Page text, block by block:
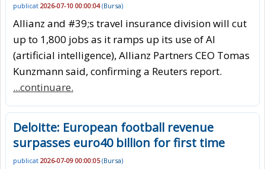
publicat 2026-07-10 00:00:04(Bursa)
Allianz and #39;s travel insurance division will cut
up to 1,800 jobs as it ramps up its use of AI
(artificial intelligence), Allianz Partners CEO Tomas
Kunzmann said, confirming a Reuters report.
...continuare.
Deloitte: European football revenue
surpasses euro40 billion for first time
publicat 2026-07-09 00:00:05(Bursa)